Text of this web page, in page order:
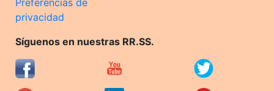
Preferencias de
privacidad
Síguenos en nuestras RR.SS.